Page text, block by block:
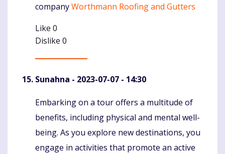
companyWorthmann Roofing and Gutters
Like 0
Dislike 0
Sunahna - 2023-07-07 - 14:30
Komentaras
Embarking on a tour offers a multitude of
benefits, including physical and mental well-
being. As you explore new destinations, you
engage in activities that promote an active